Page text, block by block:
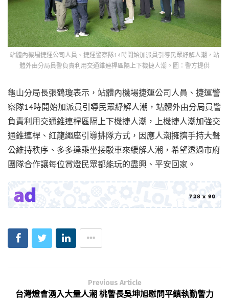
站體內機場捷運公司人員、捷運警察隊14時開始加派員引導民眾紓解人潮，站
體外由分局員警負責利用交通錐連桿區隔上下機捷人潮。圖：警方提供
龜山分局長張鶴瓊表示，站體內機場捷運公司人員、捷運警
察隊14時開始加派員引導民眾紓解人潮，站體外由分局員警
負責利用交通錐連桿區隔上下機捷人潮，上機捷人潮加強交
通錐連桿、紅龍繩座引導排隊方式，因應人潮擁擠手持大聲
公維持秩序、多多達乘坐接駁車來緩解人潮，希望透過市府
團隊合作讓每位賞燈民眾都能玩的盡興、平安回家。
Previous Article
台灣燈會湧入大量人潮 桃警長吳坤旭慰問平鎮執勤警力